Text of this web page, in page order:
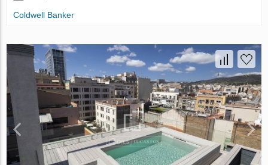
Coldwell Banker